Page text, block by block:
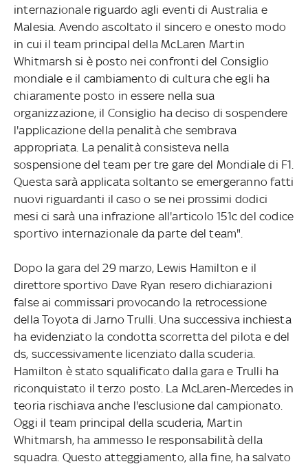
internazionale riguardo agli eventi di Australia e
Malesia. Avendo ascoltato il sincero e onesto modo
in cui il team principal della McLaren Martin
Whitmarsh si è posto nei confronti del Consiglio
mondiale e il cambiamento di cultura che egli ha
chiaramente posto in essere nella sua
organizzazione, il Consiglio ha deciso di sospendere
l'applicazione della penalità che sembrava
appropriata. La penalità consisteva nella
sospensione del team per tre gare del Mondiale di F1.
Questa sarà applicata soltanto se emergeranno fatti
nuovi riguardanti il caso o se nei prossimi dodici
mesi ci sarà una infrazione all'articolo 151c del codice
sportivo internazionale da parte del team".
Dopo la gara del 29 marzo, Lewis Hamilton e il
direttore sportivo Dave Ryan resero dichiarazioni
false ai commissari provocando la retrocessione
della Toyota di Jarno Trulli. Una successiva inchiesta
ha evidenziato la condotta scorretta del pilota e del
ds, successivamente licenziato dalla scuderia.
Hamilton è stato squalificato dalla gara e Trulli ha
riconquistato il terzo posto. La McLaren-Mercedes in
teoria rischiava anche l'esclusione dal campionato.
Oggi il team principal della scuderia, Martin
Whitmarsh, ha ammesso le responsabilità della
squadra. Questo atteggiamento, alla fine, ha salvato